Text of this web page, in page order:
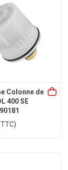
Colonne de
400 SE